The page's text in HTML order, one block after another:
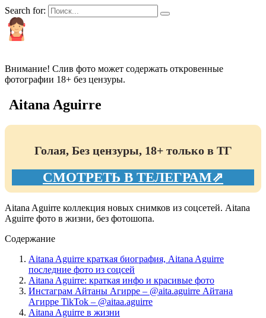
Search for:
Внимание! Слив фото может содержать откровенные
фотографии 18+ без цензуры.
Aitana Aguirre
Голая, Без цензуры, 18+ только в ТГ
СМОТРЕТЬ В ТЕЛЕГРАМ⇗
Aitana Aguirre коллекция новых снимков из соцсетей. Aitana
Aguirre фото в жизни, без фотошопа.
Содержание
Aitana Aguirre краткая биография, Aitana Aguirre
последние фото из соцсей
Aitana Aguirre: краткая инфо и красивые фото
Инстаграм Айтаны Агирре – @aita.aguirre Айтана
Агирре TikTok – @aitaa.aguirre
Aitana Aguirre в жизни